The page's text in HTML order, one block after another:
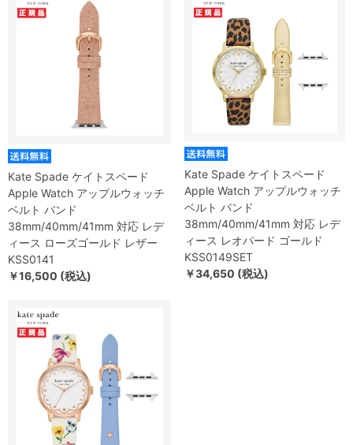
Kate Spade ケイトスペード
Apple Watch アップルウォッチ
ベルト バンド
38mm/40mm/41mm 対応 レデ
ィース ローズゴールド レザー
KSS0141
￥16,500 (税込)
Kate Spade ケイトスペード
Apple Watch アップルウォッチ
ベルト バンド
38mm/40mm/41mm 対応 レデ
ィース レオパード ゴールド
KSS0149SET
￥34,650 (税込)